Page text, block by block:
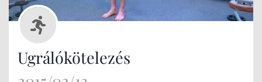
Ugrálókötelezés